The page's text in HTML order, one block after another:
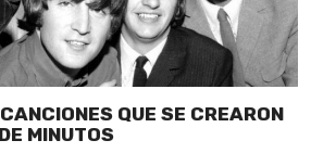
QUE SE CREARON
MINUTOS